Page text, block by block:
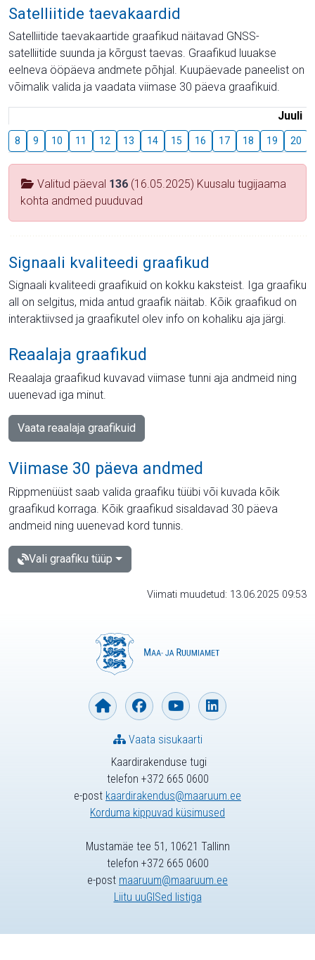
Satelliitide taevakaardid
Satelliitide taevakaartide graafikud näitavad GNSS-
satelliitide suunda ja kõrgust taevas. Graafikud luuakse
eelneva ööpäeva andmete põhjal. Kuupäevade paneelist on
võimalik valida ja vaadata viimase 30 päeva graafikuid.
Juuli
8 9 10 11 12 13 14 15 16 17 18 19 20
Valitud päeval 136 (16.05.2025) Kuusalu tugijaama
kohta andmed puuduvad
Signaali kvaliteedi graafikud
Signaali kvaliteedi graafikuid on kokku kaksteist. Iga graafiku
all on selgitus, mida antud graafik näitab. Kõik graafikud on
interaktiivsed ja graafikutel olev info on kohaliku aja järgi.
Reaalaja graafikud
Reaalaja graafikud kuvavad viimase tunni aja andmeid ning
uuenevad iga minut.
Vaata reaalaja graafikuid
Viimase 30 päeva andmed
Rippmenüüst saab valida graafiku tüübi või kuvada kõik
graafikud korraga. Kõik graafikud sisaldavad 30 päeva
andmeid ning uuenevad kord tunnis.
Vali graafiku tüüp
Viimati muudetud: 13.06.2025 09:53
Kaardirakenduse tugi
telefon +372 665 0600
e-post kaardirakendus@maaruum.ee
Korduma kippuvad küsimused
Vaata sisukaarti
Mustamäe tee 51, 10621 Tallinn
telefon +372 665 0600
e-post maaruum@maaruum.ee
Liitu uuGISed listiga